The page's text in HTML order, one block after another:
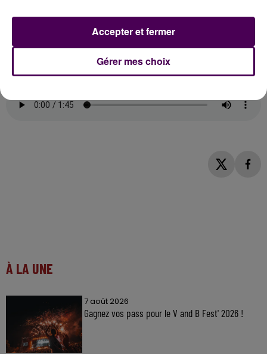
d’autant que 2023 est tout en légèreté, paraît-il, bien
loin des arômes caricaturaux de banane et de
framboise !
À LA UNE
7 août 2026
Gagnez vos pass pour le V and B Fest' 2026 !
Gérer mes choix
Accepter et fermer